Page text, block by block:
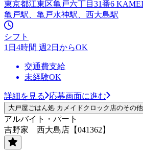
東京都江東区亀戸六丁目31番6
亀戸駅、亀戸水神駅、西大島駅
シフト
1日4時間 週2日からOK
交通費支給
未経験OK
詳細を見る 応募画面に進む
大戸屋ごはん処 カメイドクロック店のその
アルバイト・パート
吉野家 西大島店【041362】